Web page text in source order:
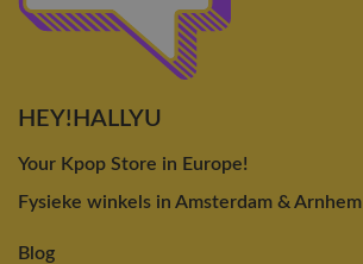
HEY!HALLYU
Your Kpop Store in Europe!
Fysieke winkels in Amsterdam & Arnhem
Blog